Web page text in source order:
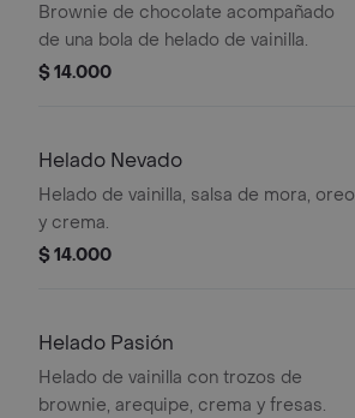
Brownie de chocolate acompañado
de una bola de helado de vainilla.
$ 14.000
Helado Nevado
Helado de vainilla, salsa de mora, oreo
y crema.
$ 14.000
Helado Pasión
Helado de vainilla con trozos de
brownie, arequipe, crema y fresas.